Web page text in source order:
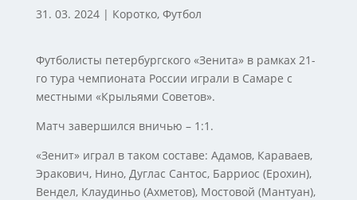
31. 03. 2024| Коротко, Футбол
Футболисты петербургского «Зенита» в рамках 21-
го тура чемпионата России играли в Самаре с
местными «Крыльями Советов».
Матч завершился вничью – 1:1.
«Зенит» играл в таком составе: Адамов, Караваев,
Эракович, Нино, Дуглас Сантос, Барриос (Ерохин),
Вендел, Клаудиньо (Ахметов), Мостовой (Мантуан),